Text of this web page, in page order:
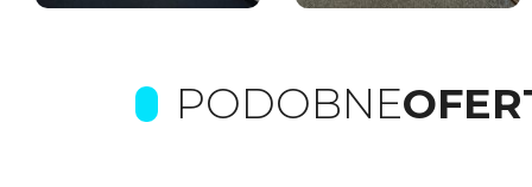
PODOBNE